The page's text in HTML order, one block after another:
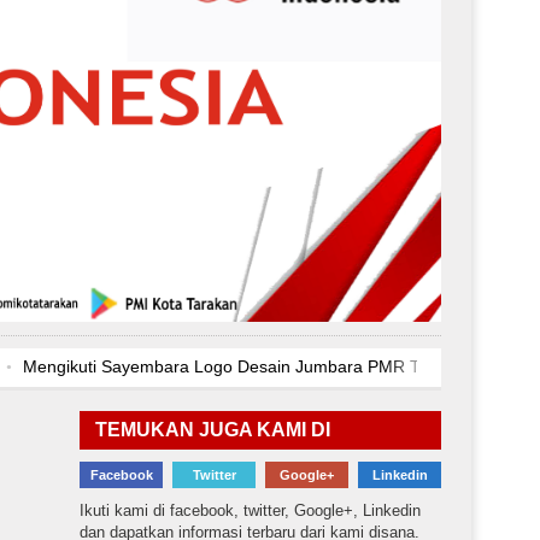
Mengikuti Sayembara Logo Desain Jumbara PMR Tingkat Provinsi
Medis pada Upacara Peringatan Hari Kebangkitan Nasional 2024
Mengikuti Sayembara Logo Desain Jumbara PMR Tingkat Provinsi
Bantuan Kepada Penyintas Kebakaran Kebakaran Yang
TEMUKAN JUGA KAMI DI
Facebook Twitter Google+ Linkedin
Ikuti kami di facebook, twitter, Google+, Linkedin
dan dapatkan informasi terbaru dari kami disana.